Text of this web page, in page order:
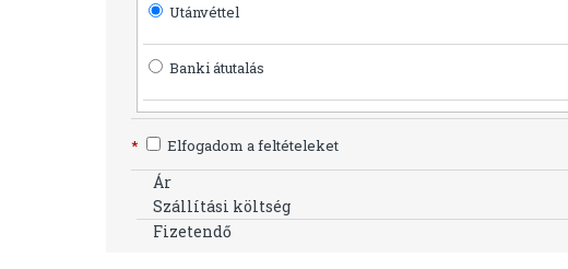
Utánvéttel
Banki átutalás
* Elfogadom a feltételeket
Ár
Szállítási költség
Fizetendő